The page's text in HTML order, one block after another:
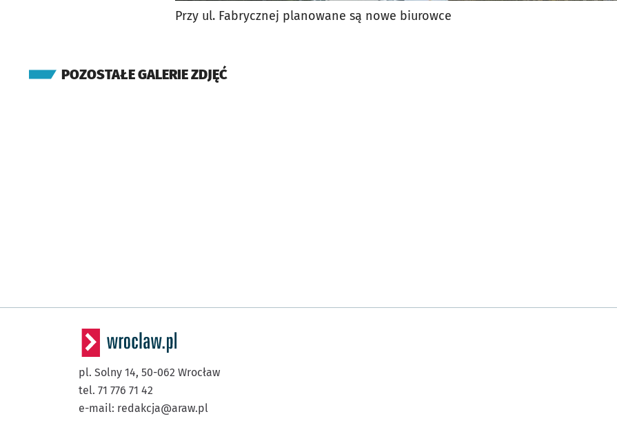
Przy ul. Fabrycznej planowane są nowe biurowce
POZOSTAŁE GALERIE ZDJĘĆ
pl. Solny 14, 50-062 Wrocław
tel. 71 776 71 42
e-mail: redakcja@araw.pl